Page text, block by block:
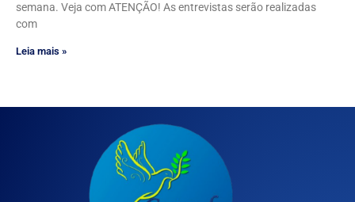
semana. Veja com ATENÇÃO! As entrevistas serão realizadas
com
Leia mais »